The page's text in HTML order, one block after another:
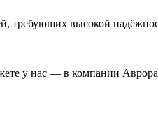
требующих высокой
у нас — в компании